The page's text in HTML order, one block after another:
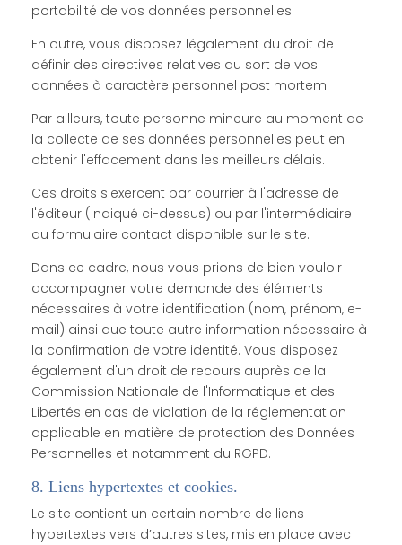
portabilité de vos données personnelles.
En outre, vous disposez légalement du droit de
définir des directives relatives au sort de vos
données à caractère personnel post mortem.
Par ailleurs, toute personne mineure au moment de
la collecte de ses données personnelles peut en
obtenir l'effacement dans les meilleurs délais.
Ces droits s'exercent par courrier à l'adresse de
l'éditeur (indiqué ci-dessus) ou par l'intermédiaire
du formulaire contact disponible sur le site.
Dans ce cadre, nous vous prions de bien vouloir
accompagner votre demande des éléments
nécessaires à votre identification (nom, prénom, e-
mail) ainsi que toute autre information nécessaire à
la confirmation de votre identité. Vous disposez
également d'un droit de recours auprès de la
Commission Nationale de l'Informatique et des
Libertés en cas de violation de la réglementation
applicable en matière de protection des Données
Personnelles et notamment du RGPD.
8. Liens hypertextes et cookies.
Le site contient un certain nombre de liens
hypertextes vers d’autres sites, mis en place avec